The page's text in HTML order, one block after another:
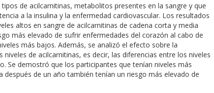
de acilcarnitinas, metabolitos presentes en la sangre y que
a la insulina y la enfermedad cardiovascular. Los resultados
altos en sangre de acilcarnitinas de cadena corta y media
más elevado de sufrir enfermedades del corazón al cabo de
más bajos. Además, se analizó el efecto sobre la
de acilcarnitinas, es decir, las diferencias entre los niveles
Se demostró que los participantes que tenían niveles más
después de un año también tenían un riesgo más elevado de